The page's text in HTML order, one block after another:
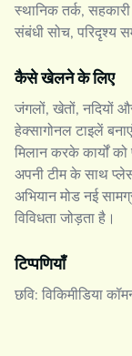
स्थानिक तर्क, सहकारी
संबंधी सोच, परिदृश्य
कैसे खेलने के लिए
जंगलों, खेतों, नदियों
हेक्सागोनल टाइलें
मिलान करके कार्यों
अपनी टीम के साथ
अभियान मोड नई
विविधता जोड़ता है।
टिप्पणियाँ
छवि: विकिमीडिया